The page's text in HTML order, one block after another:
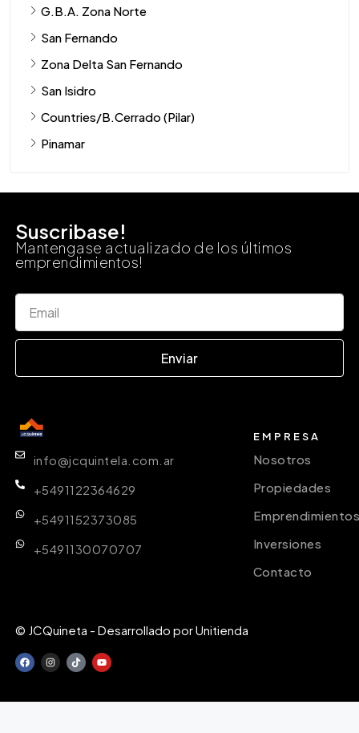
G.B.A. Zona Norte
San Fernando
Zona Delta San Fernando
San Isidro
Countries/B.Cerrado (Pilar)
Pinamar
Suscribase!
Mantengase actualizado de los últimos
emprendimientos!
Enviar
info@jcquintela.com.ar
+5491122364629
+5491152373085
+5491130070707
EMPRESA
Nosotros
Propiedades
Inversiones
Contacto
© JCQuineta - Desarrollado por Unitienda